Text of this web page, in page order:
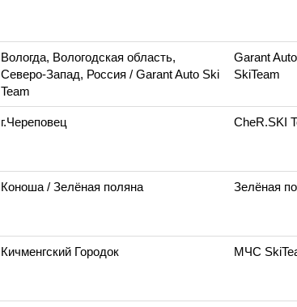
Вологда, Вологодская область,
Северо-Запад, Россия / Garant Auto Ski
Team
Garant Auto
SkiTeam
г.Череповец CheR.SKI
Коноша / Зелёная поляна Зелёная
Кичменгский Городок МЧС